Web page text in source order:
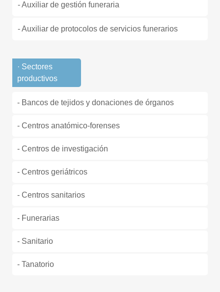
- Auxiliar de gestión funeraria
- Auxiliar de protocolos de servicios funerarios
· Sectores
productivos
- Bancos de tejidos y donaciones de órganos
- Centros anatómico-forenses
- Centros de investigación
- Centros geriátricos
- Centros sanitarios
- Funerarias
- Sanitario
- Tanatorio